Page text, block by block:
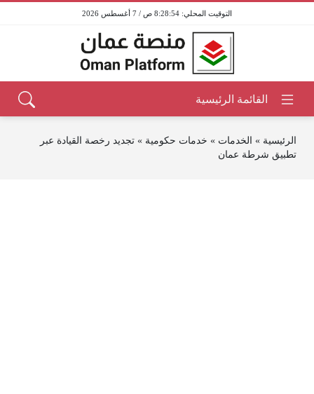
8:28:54 ص / 7 أغسطس 2026
الرئيسية » الخدمات » خدمات حكومية » تجديد رخصة القيادة عبر
تطبيق شرطة عمان ‏